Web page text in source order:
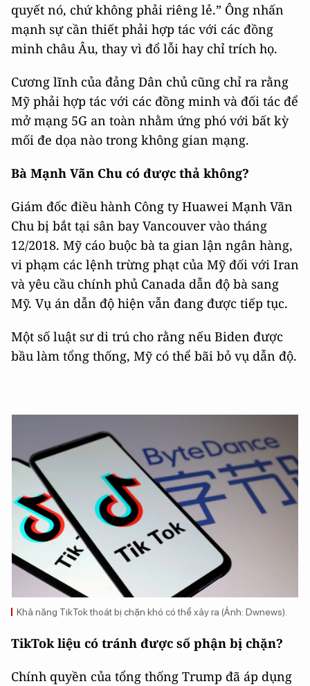
quyết nó, chứ không phải riêng lẻ.” Ông nhấn
mạnh sự cần thiết phải hợp tác với các đồng
minh châu Âu, thay vì đổ lỗi hay chỉ trích họ.
Cương lĩnh của đảng Dân chủ cũng chỉ ra rằng
Mỹ phải hợp tác với các đồng minh và đối tác để
mở mạng 5G an toàn nhằm ứng phó với bất kỳ
mối đe dọa nào trong không gian mạng.
Bà Mạnh Vãn Chu có được thả không?
Giám đốc điều hành Công ty Huawei Mạnh Vãn
Chu bị bắt tại sân bay Vancouver vào tháng
12/2018. Mỹ cáo buộc bà ta gian lận ngân hàng,
vi phạm các lệnh trừng phạt của Mỹ đối với Iran
và yêu cầu chính phủ Canada dẫn độ bà sang
Mỹ. Vụ án dẫn độ hiện vẫn đang được tiếp tục.
Một số luật sư di trú cho rằng nếu Biden được
bầu làm tổng thống, Mỹ có thể bãi bỏ vụ dẫn độ.
Khả năng TikTok thoát bị chặn khó có thể xảy ra (Ảnh: Dwnews).
TikTok liệu có tránh được số phận bị chặn?
Chính quyền của tổng thống Trump đã áp dụng